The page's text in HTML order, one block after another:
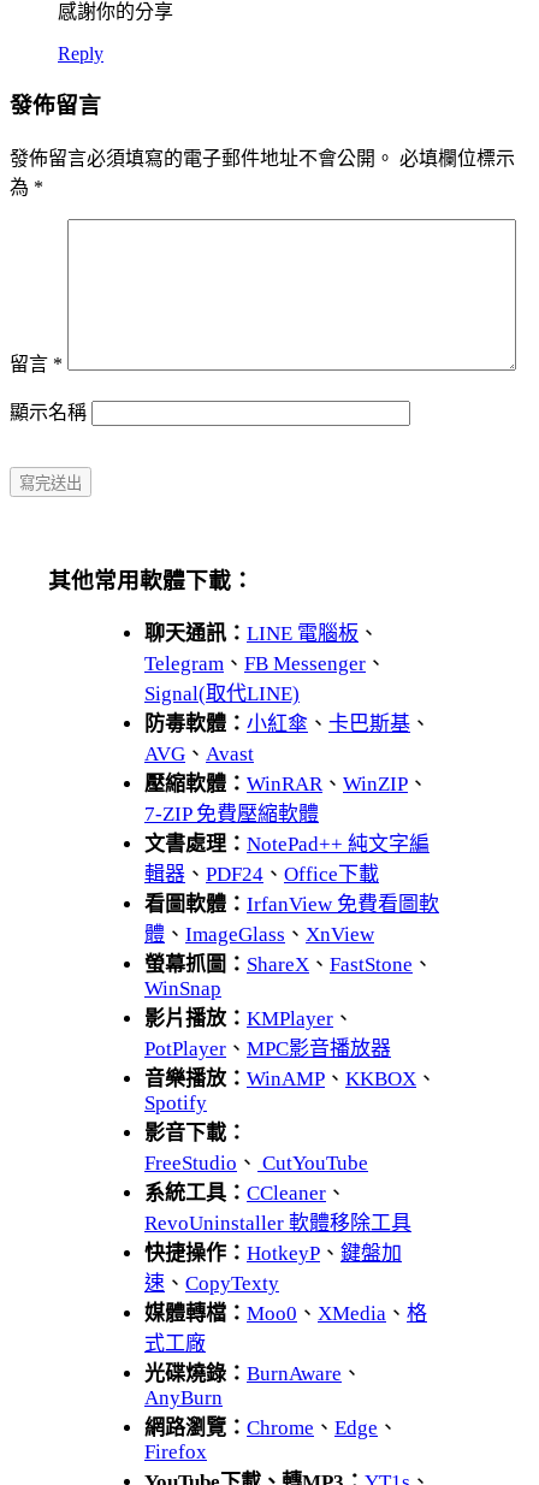
感謝你的分享
Reply
發佈留言
發佈留言必須填寫的電子郵件地址不會公開。 必填欄位標示
為 *
留言 *
顯示名稱
其他常用軟體下載：
聊天通訊： LINE 電腦板 、
Telegram 、 FB Messenger 、
Signal(取代LINE)
防毒軟體： 小紅傘 、 卡巴斯基 、
AVG 、 Avast
壓縮軟體： WinRAR、 WinZIP 、
7-ZIP 免費壓縮軟體
文書處理： NotePad++ 純文字編
輯器 、 PDF24 、 Office下載
看圖軟體： IrfanView 免費看圖軟
體 、 ImageGlass 、 XnView
螢幕抓圖： ShareX 、 FastStone 、
WinSnap
影片播放： KMPlayer 、
PotPlayer 、 MPC影音播放器
音樂播放： WinAMP 、 KKBOX 、
Spotify
影音下載：
FreeStudio 、 CutYouTube
系統工具： CCleaner 、
RevoUninstaller 軟體移除工具
快捷操作： HotkeyP 、 鍵盤加
速 、 CopyTexty
媒體轉檔： Moo0 、 XMedia 、 格
式工廠
光碟燒錄： BurnAware 、
AnyBurn
網路瀏覽： Chrome 、 Edge 、
Firefox